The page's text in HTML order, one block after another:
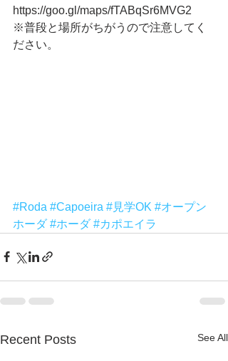
https://goo.gl/maps/fTABqSr6MVG2
※普段と場所がちがうので注意してく
ださい。
#Roda #Capoeira #見学OK #オープン
ホーダ #ホーダ #カポエイラ
Recent Posts See All